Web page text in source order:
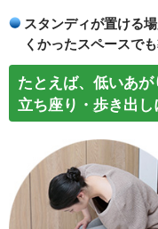
スタンディが置ける
くかったスペースで
たとえば、低いあ
立ち座り・歩き出し